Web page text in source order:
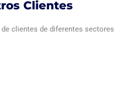
Clientes
clientes de diferentes sectores